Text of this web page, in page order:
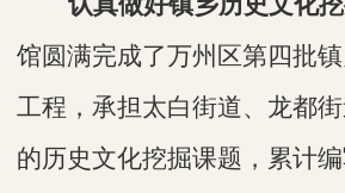
馆圆满完成了万州区第四批
工程，承担太白街道、龙都
的历史文化挖掘课题，累计